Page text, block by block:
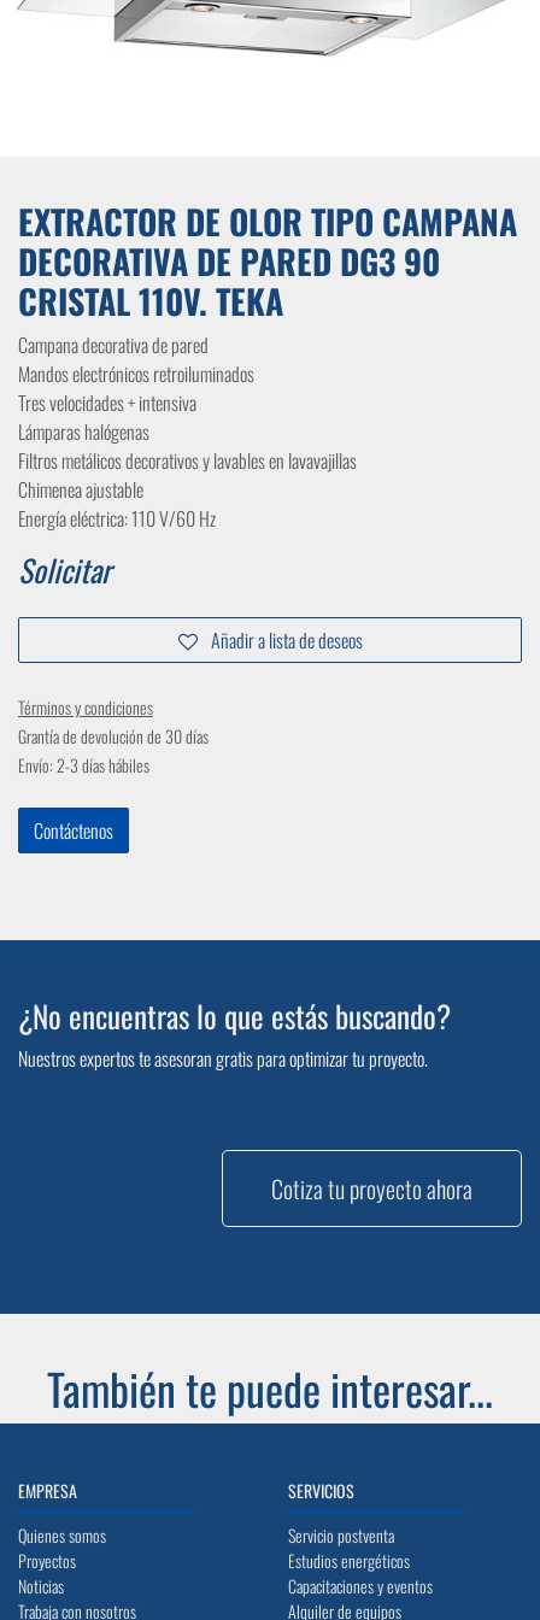
EXTRACTOR DE OLOR TIPO CAMPANA
DECORATIVA DE PARED DG3 90
CRISTAL 110V. TEKA
Campana decorativa de pared
Mandos electrónicos retroiluminados
Tres velocidades + intensiva
Lámparas halógenas
Filtros metálicos decorativos y lavables en lavavajillas
Chimenea ajustable
Energía eléctrica: 110 V/60 Hz
Solicitar
Añadir a lista de deseos
Términos y condiciones
Grantía de devolución de 30 días
Envío: 2-3 días hábiles
Contáctenos
¿No encuentras lo que estás buscando?
Nuestros expertos te asesoran gratis para optimizar tu proyecto.
Cotiza tu proyecto ahora
También te puede interesar...
EMPRESA
Quienes somos
Proyectos
Noticias
Trabaja con nosotros
SERVICIOS
Servicio postventa
Estudios energéticos
Capacitaciones y eventos
Alquiler de equipos